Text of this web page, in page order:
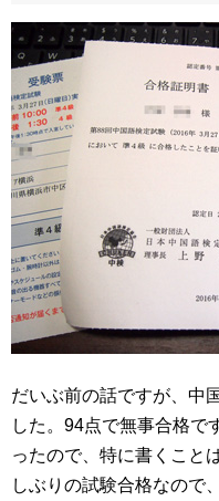
だいぶ前の話ですが、中
した。94点で無事合格で
ったので、特に書くこと
しぶりの試験合格なので